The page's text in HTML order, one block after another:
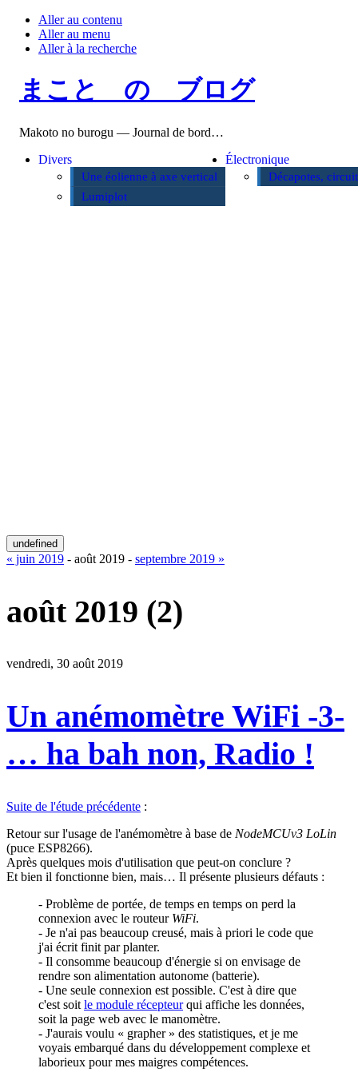
Aller au contenu
Aller au menu
Aller à la recherche
まこと の ブログ
Makoto no burogu — Journal de bord…
Divers
Une éolienne à axe vertical
Lumiplot
Électronique
Décapotes,
undefined
« juin 2019 - août 2019 - septembre 2019 »
août 2019 (2)
vendredi, 30 août 2019
Un anémomètre WiFi -3-
… ha bah non, Radio !
Suite de l'étude précédente :
Retour sur l'usage de l'anémomètre à base de NodeMCUv3 LoLin
(puce ESP8266).
Après quelques mois d'utilisation que peut-on conclure ?
Et bien il fonctionne bien, mais… Il présente plusieurs défauts :
- Problème de portée, de temps en temps on perd la
connexion avec le routeur WiFi.
- Je n'ai pas beaucoup creusé, mais à priori le code que
j'ai écrit finit par planter.
- Il consomme beaucoup d'énergie si on envisage de
rendre son alimentation autonome (batterie).
- Une seule connexion est possible. C'est à dire que
c'est soit le module récepteurqui affiche les données,
soit la page web avec le manomètre.
- J'aurais voulu « grapher » des statistiques, et je me
voyais embarqué dans du développement complexe et
laborieux pour mes maigres compétences.